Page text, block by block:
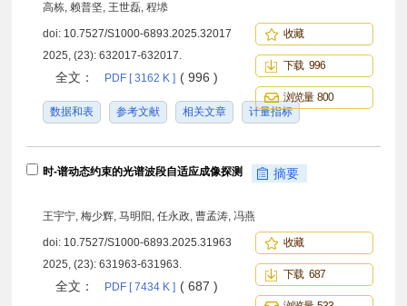
高栋, 赖普坚, 王世磊, 程塨
doi: 10.7527/S1000-6893.2025.32017
2025, (23): 632017-632017.
全文： PDF [ 3162 K ] ( 996 )
数据和表 参考文献 相关文章 计量指标
收藏
下载 996
浏览量 800
时-谱动态约束的光谱波段自适应成像探测 摘要
王宇宁, 梅少辉, 马明阳, 任永政, 曹孟涛, 冯燕
doi: 10.7527/S1000-6893.2025.31963
2025, (23): 631963-631963.
全文： PDF [ 7434 K ] ( 687 )
收藏
下载 687